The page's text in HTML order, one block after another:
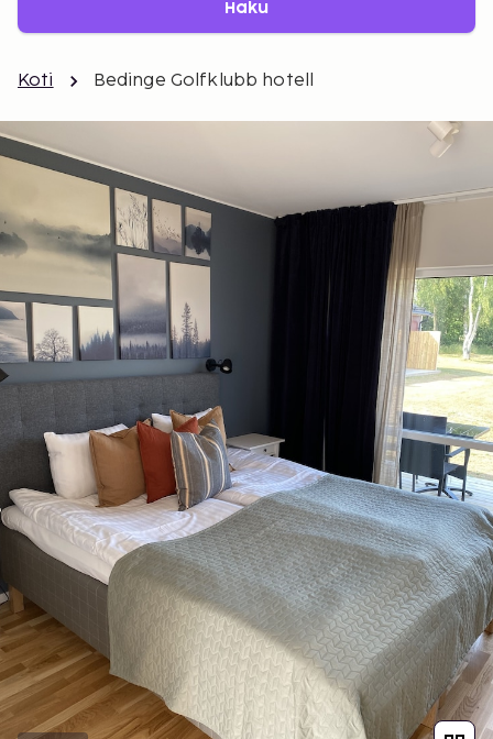
Haku
Koti Bedinge Golfklubb hotell